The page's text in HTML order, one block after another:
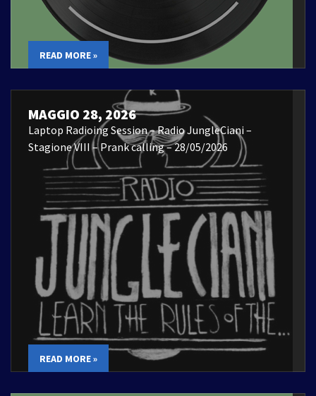
READ MORE »
MAGGIO 28, 2026
Laptop Radioing Session – Radio JungleCiani –
Stagione VIII – Prank calling – 28/05/2026
READ MORE »